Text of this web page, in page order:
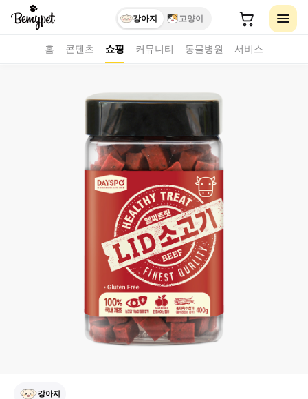
강아지 고양이
홈 콘텐츠 쇼핑 커뮤니티 동물병원 서비스
강아지